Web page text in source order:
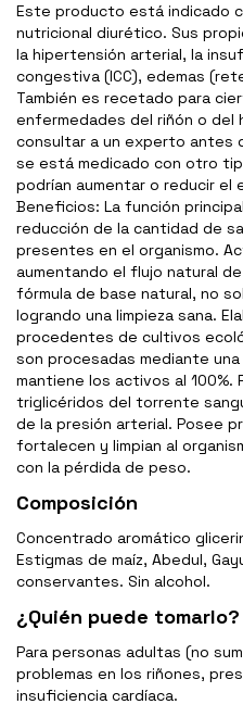
Este producto está indicado
nutricional diurético. Sus
la hipertensión arterial, la
congestiva (ICC), edemas
También es recetado para
enfermedades del riñón o del
consultar a un experto antes
se está medicado con otro
podrían aumentar o reducir
Beneficios: La función
reducción de la cantidad de
presentes en el organismo.
aumentando el flujo natural
fórmula de base natural, no
logrando una limpieza sana.
procedentes de cultivos
son procesadas mediante
mantiene los activos al 100%.
triglicéridos del torrente
de la presión arterial. Posee
fortalecen y limpian al
con la pérdida de peso.
Composición
Concentrado aromático
Estigmas de maíz, Abedul,
conservantes. Sin alcohol.
¿Quién puede tomarlo?
Para personas adultas (no
problemas en los riñones,
insuficiencia cardíaca.